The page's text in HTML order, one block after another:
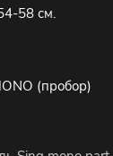
58 см.
(пробор)